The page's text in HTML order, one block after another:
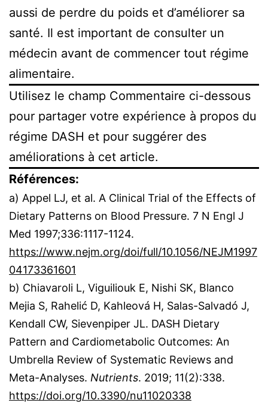
aussi de perdre du poids et d’améliorer sa
santé. Il est important de consulter un
médecin avant de commencer tout régime
alimentaire.
Utilisez le champ Commentaire ci-dessous
pour partager votre expérience à propos du
régime DASH et pour suggérer des
améliorations à cet article.
Références:
a) Appel LJ, et al. A Clinical Trial of the Effects of
Dietary Patterns on Blood Pressure. 7 N Engl J
Med 1997;336:1117-1124.
https://www.nejm.org/doi/full/10.1056/NEJM1997
04173361601
b) Chiavaroli L, Viguiliouk E, Nishi SK, Blanco
Mejia S, Rahelić D, Kahleová H, Salas-Salvadó J,
Kendall CW, Sievenpiper JL. DASH Dietary
Pattern and Cardiometabolic Outcomes: An
Umbrella Review of Systematic Reviews and
Meta-Analyses. Nutrients. 2019; 11(2):338.
https://doi.org/10.3390/nu11020338